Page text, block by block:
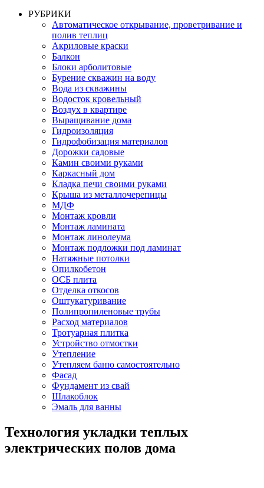
РУБРИКИ
Автоматическое открывание, проветривание и
полив теплиц
Акриловые краски
Балкон
Блоки арболитовые
Бурение скважин на воду
Вода из скважины
Водосток кровельный
Воздух в квартире
Выращивание дома
Гидроизоляция
Гидрофобизация материалов
Дорожки садовые
Камин своими руками
Каркасный дом
Кладка печи своими руками
Крыша из металлочерепицы
МДФ
Монтаж кровли
Монтаж ламината
Монтаж линолеума
Монтаж подложки под ламинат
Натяжные потолки
Опилкобетон
ОСБ плита
Отделка откосов
Оштукатуривание
Полипропиленовые трубы
Расход материалов
Тротуарная плитка
Устройство отмостки
Утепление
Утепляем баню самостоятельно
Фасад
Фундамент из свай
Шлакоблок
Эмаль для ванны
Технология укладки теплых
электрических полов дома